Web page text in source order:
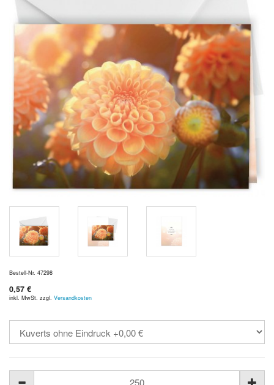
Bestell-Nr. 47298
0,57 €
inkl. MwSt. zzgl. Versandkosten